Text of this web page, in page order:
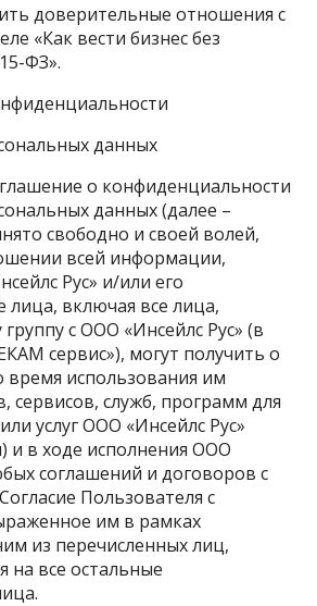
доверительные отношения с
«Как вести бизнес без
ФЗ».
данных
о конфиденциальности
данных (далее –
свободно и своей волей,
всей информации,
Рус» и/или его
включая все лица,
с ООО «Инсейлс Рус» (в
сервис»), могут получить о
время использования им
сервисов, служб, программ для
услуг ООО «Инсейлс Рус»
и в ходе исполнения ООО
соглашений и договоров с
Пользователя с
им в рамках
из перечисленных лиц,
на все остальные